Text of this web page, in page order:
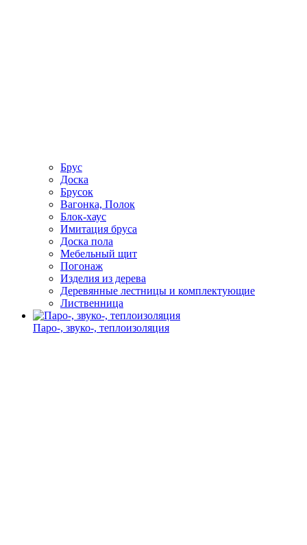
Брус
Доска
Брусок
Вагонка, Полок
Блок-хаус
Имитация бруса
Доска пола
Мебельный щит
Погонаж
Изделия из дерева
Деревянные лестницы и комплектующие
Лиственница
Паро-, звуко-, теплоизоляция